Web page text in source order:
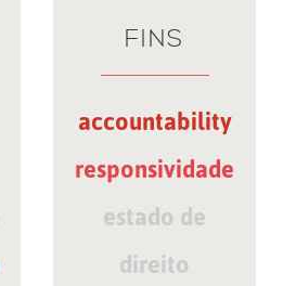
FINS
accountability
responsividade
estado de
direito